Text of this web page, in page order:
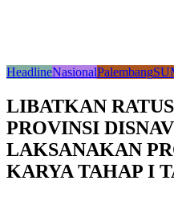
HeadlineNasionalPalembang
LIBATKAN
PROVINSI
LAKSANAKAN
KARYA TAHAP I